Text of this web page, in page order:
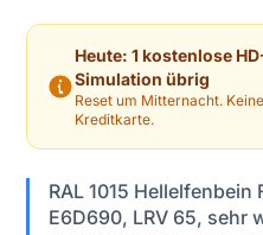
Heute: 1 kostenlose
Simulation übrig
Reset um Mitternacht. Keine
Kreditkarte.
RAL 1015 Hellelfenbein
E6D690, LRV 65, sehr